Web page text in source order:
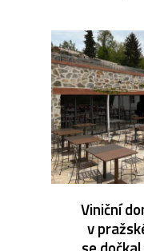
Viniční
v